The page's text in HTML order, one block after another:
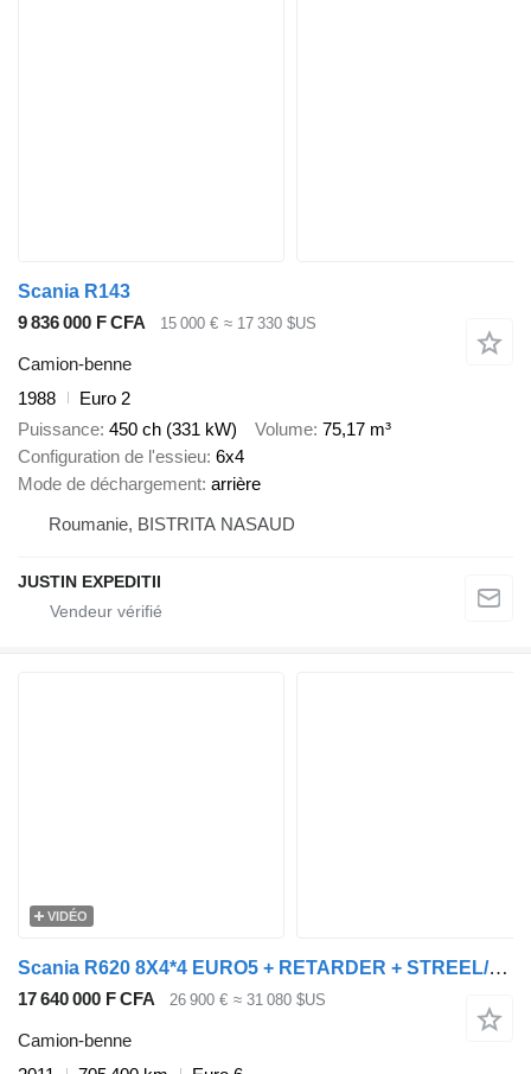
Scania R143
9 836 000 F CFA
15 000 € ≈ 17 330 $US
Camion-benne
1988
Euro 2
Puissance 450 ch (331 kW) Volume 75,17 m³
Configuration de l'essieu 6x4
Mode de déchargement arrière
Roumanie, BISTRITA NASAUD
JUSTIN EXPEDITII
VIDÉO
Scania R620 8X4*4 EURO5 + RETARDER + STREEL/AIR
17 640 000 F CFA 26 900 € ≈ 31 080 $US
Camion-benne